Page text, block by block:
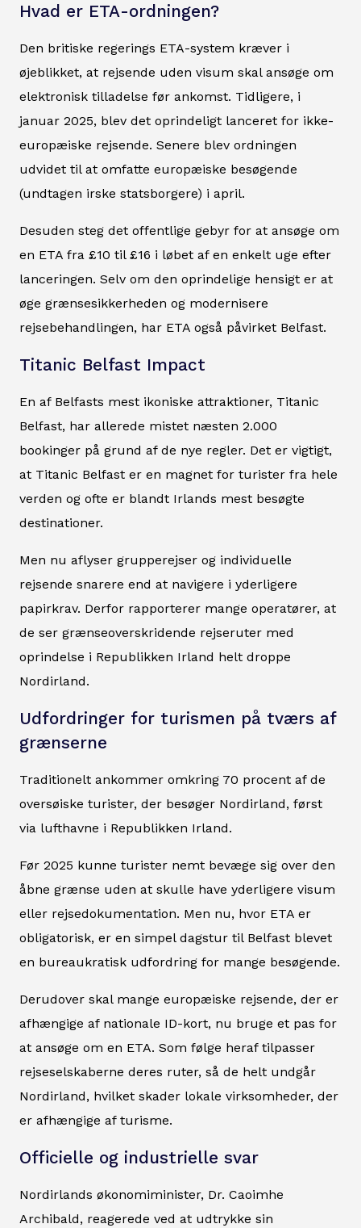
Hvad er ETA-ordningen?
Den britiske regerings ETA-system kræver i
øjeblikket, at rejsende uden visum skal ansøge om
elektronisk tilladelse før ankomst. Tidligere, i
januar 2025, blev det oprindeligt lanceret for ikke-
europæiske rejsende. Senere blev ordningen
udvidet til at omfatte europæiske besøgende
(undtagen irske statsborgere) i april.
Desuden steg det offentlige gebyr for at ansøge om
en ETA fra £10 til £16 i løbet af en enkelt uge efter
lanceringen. Selv om den oprindelige hensigt er at
øge grænsesikkerheden og modernisere
rejsebehandlingen, har ETA også påvirket Belfast.
Titanic Belfast Impact
En af Belfasts mest ikoniske attraktioner, Titanic
Belfast, har allerede mistet næsten 2.000
bookinger på grund af de nye regler. Det er vigtigt,
at Titanic Belfast er en magnet for turister fra hele
verden og ofte er blandt Irlands mest besøgte
destinationer.
Men nu aflyser grupperejser og individuelle
rejsende snarere end at navigere i yderligere
papirkrav. Derfor rapporterer mange operatører, at
de ser grænseoverskridende rejseruter med
oprindelse i Republikken Irland helt droppe
Nordirland.
Udfordringer for turismen på tværs af
grænserne
Traditionelt ankommer omkring 70 procent af de
oversøiske turister, der besøger Nordirland, først
via lufthavne i Republikken Irland.
Før 2025 kunne turister nemt bevæge sig over den
åbne grænse uden at skulle have yderligere visum
eller rejsedokumentation. Men nu, hvor ETA er
obligatorisk, er en simpel dagstur til Belfast blevet
en bureaukratisk udfordring for mange besøgende.
Derudover skal mange europæiske rejsende, der er
afhængige af nationale ID-kort, nu bruge et pas for
at ansøge om en ETA. Som følge heraf tilpasser
rejseselskaberne deres ruter, så de helt undgår
Nordirland, hvilket skader lokale virksomheder, der
er afhængige af turisme.
Officielle og industrielle svar
Nordirlands økonomiminister, Dr. Caoimhe
Archibald, reagerede ved at udtrykke sin